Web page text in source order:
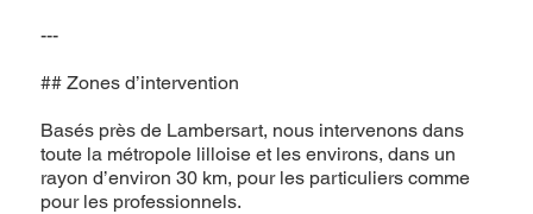
---
## Zones d’intervention
Basés près de Lambersart, nous intervenons dans
toute la métropole lilloise et les environs, dans un
rayon d’environ 30 km, pour les particuliers comme
pour les professionnels.